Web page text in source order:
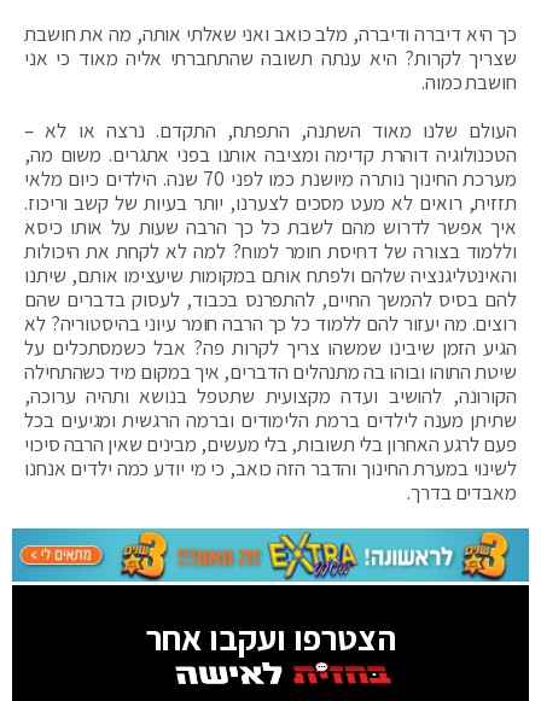
כך היא דיברה ודיברה, מלב כואב ואני שאלתי אותה, מה את חושבת
שצריך לקרות? היא ענתה תשובה שהתחברתי אליה מאוד כי אני
חושבת כמוה.
העולם שלנו מאוד השתנה, התפתח, התקדם. נרצה או לא –
הטכנולוגיה דוהרת קדימה ומציבה אותנו בפני אתגרים. משום מה,
מערכת החינוך נותרה מיושנת כמו לפני 70 שנה. הילדים כיום מלאי
תזזית, רואים לא מעט מסכים לצערנו, יותר בעיות של קשב וריכוז.
איך אפשר לדרוש מהם לשבת כל כך הרבה שעות על אותו כיסא
וללמוד בצורה של דחיסת חומר למוח? למה לא לקחת את היכולות
והאינטליגנציה שלהם ולפתח אותם במקומות שיעצימו אותם, שיתנו
להם בסיס להמשך החיים, להתפרנס בכבוד, לעסוק בדברים שהם
רוצים. מה יעזור להם ללמוד כל כך הרבה חומר עיוני בהיסטוריה? לא
הגיע הזמן שיבינו שמשהו צריך לקרות פה? אבל כשמסתכלים על
שיטת התוהו ובוהו בה מתנהלים הדברים, איך במקום מיד כשהתחילה
הקורונה, להושיב ועדה מקצועית שתטפל בנושא ותהיה ערוכה,
שתיתן מענה לילדים ברמת הלימודים וברמה הרגשית ומגיעים בכל
פעם לרגע האחרון בלי תשובות, בלי מעשים, מבינים שאין הרבה סיכוי
לשינוי במערת החינוך והדבר הזה כואב, כי מי יודע כמה ילדים אנחנו
מאבדים בדרך.
הצטרפו ועקבו אחר